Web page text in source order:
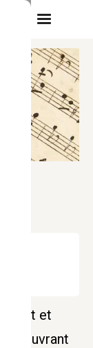
chant et
en ouvrant